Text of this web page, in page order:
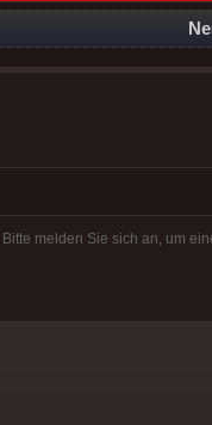
Bitte melden Sie sich an, um